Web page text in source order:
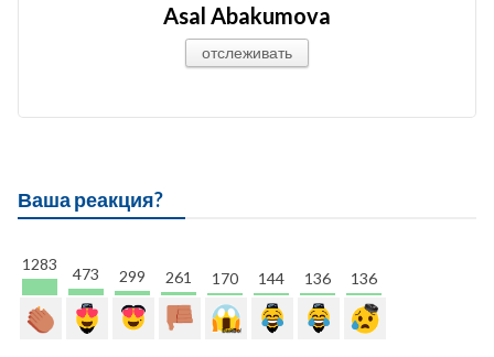
Asal Abakumova
отслеживать
Ваша реакция?
1283
473 299 261 170 144 136 136